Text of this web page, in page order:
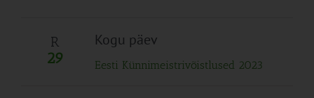
R
29
Kogu päev
Eesti Künnimeistrivõistlused 2023